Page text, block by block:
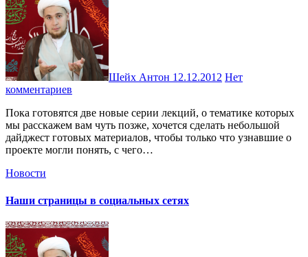
Шейх Антон 12.12.2012 Нет
комментариев
Пока готовятся две новые серии лекций, о тематике которых
мы расскажем вам чуть позже, хочется сделать небольшой
дайджест готовых материалов, чтобы только что узнавшие о
проекте могли понять, с чего…
Новости
Наши страницы в социальных сетях